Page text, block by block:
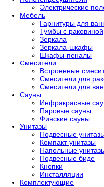
Электрические
Мебель
Гарнитуры для
Тумбы с раковиной
Зеркала
Зеркала-шкафы
Шкафы-пеналы
Смесители
Встроенные
Смесители для
Смесители для
Сауны
Инфракрасные
Паровые сауны
Финские сауны
Унитазы
Подвесные
Компакт-унитазы
Напольные
Подвесные биде
Кнопки
Инсталляции
Комплектующие